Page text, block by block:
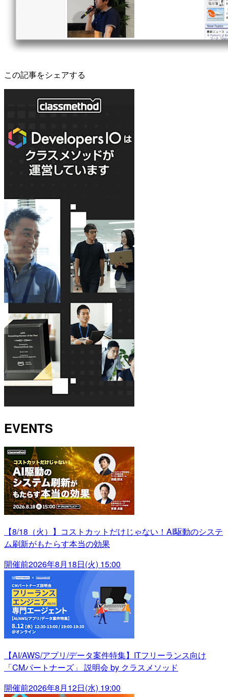
この記事をシェアする
EVENTS
【8/18（火）】コストカットだけじゃない！AI駆動のシステ
ム刷新がもたらす本当の効果
開催前2026年8月18日(火) 15:00
【AI/AWS/アプリ/データ案件特集】ITフリーランス向け
「CMパートナーズ」 説明会 by クラスメソッド
開催前2026年8月12日(水) 19:00